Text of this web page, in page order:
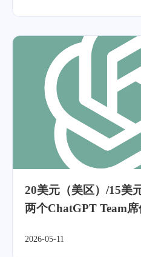
20美元（美区）/15美
两个ChatGPT Team席
2026-05-11